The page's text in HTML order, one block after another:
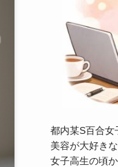
都内某S百合女
美容が大好きな
女子高生の頃